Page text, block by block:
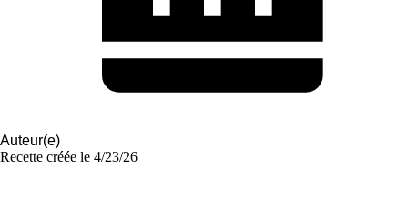
Auteur(e)
Recette créée le 4/23/26